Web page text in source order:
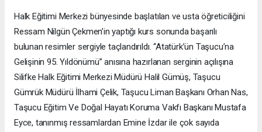
Halk Eğitimi Merkezi bünyesinde başlatılan ve usta öğreticiliğini
Ressam Nilgün Çekmen’in yaptığı kurs sonunda başarılı
bulunan resimler sergiyle taçlandırıldı. “Atatürk’ün Taşucu’na
Gelişinin 95. Yıldönümü” anısına hazırlanan serginin açılışına
Silifke Halk Eğitimi Merkezi Müdürü Halil Gümüş, Taşucu
Gümrük Müdürü İlhami Çelik, Taşucu Liman Başkanı Orhan Nas,
Taşucu Eğitim Ve Doğal Hayatı Koruma Vakfı Başkanı Mustafa
Eyce, tanınmış ressamlardan Emine İzdar ile çok sayıda